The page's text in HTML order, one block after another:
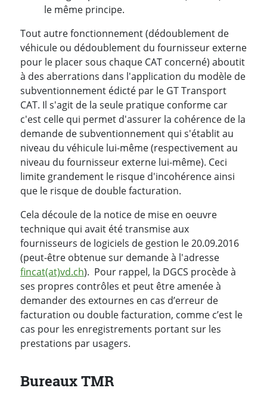
le même principe.
Tout autre fonctionnement (dédoublement de
véhicule ou dédoublement du fournisseur externe
pour le placer sous chaque CAT concerné) aboutit
à des aberrations dans l'application du modèle de
subventionnement édicté par le GT Transport
CAT. Il s'agit de la seule pratique conforme car
c'est celle qui permet d'assurer la cohérence de la
demande de subventionnement qui s'établit au
niveau du véhicule lui-même (respectivement au
niveau du fournisseur externe lui-même). Ceci
limite grandement le risque d'incohérence ainsi
que le risque de double facturation.
Cela découle de la notice de mise en oeuvre
technique qui avait été transmise aux
fournisseurs de logiciels de gestion le 20.09.2016
(peut-être obtenue sur demande à l'adresse
fincat(at)vd.ch). Pour rappel, la DGCS procède à
ses propres contrôles et peut être amenée à
demander des extournes en cas d’erreur de
facturation ou double facturation, comme c’est le
cas pour les enregistrements portant sur les
prestations par usagers.
Bureaux TMR